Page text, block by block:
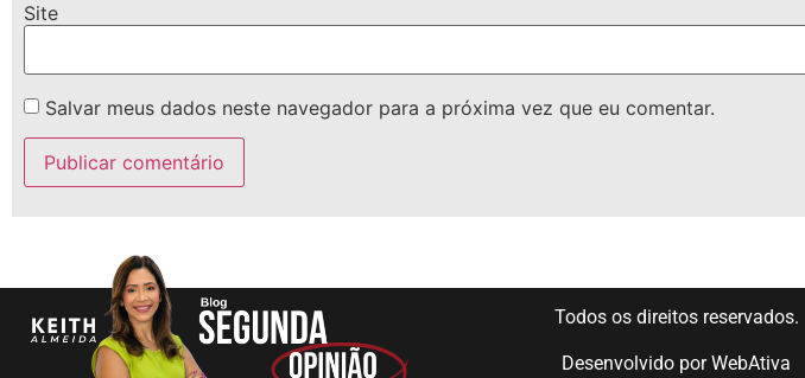
Site
Salvar meus dados neste navegador para a próxima vez que eu comentar.
Todos os direitos reservados.
Desenvolvido porWebAtiva